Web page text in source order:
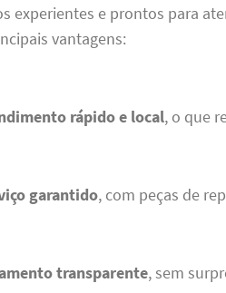
experientes e prontos para
vantagens:
rápido e local, o que
garantido, com peças de
transparente, sem